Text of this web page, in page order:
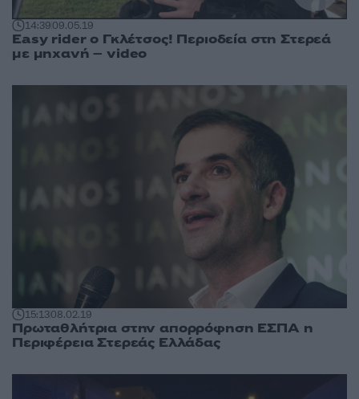
14:3909.05.19
Easy rider ο Γκλέτσος! Περιοδεία στη Στερεά
με μηχανή – video
15:1308.02.19
Πρωταθλήτρια στην απορρόφηση ΕΣΠΑ η
Περιφέρεια Στερεάς Ελλάδας